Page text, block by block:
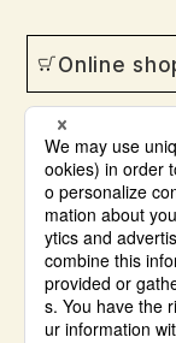
Online
Japanese
hed by
© Bonjinsha